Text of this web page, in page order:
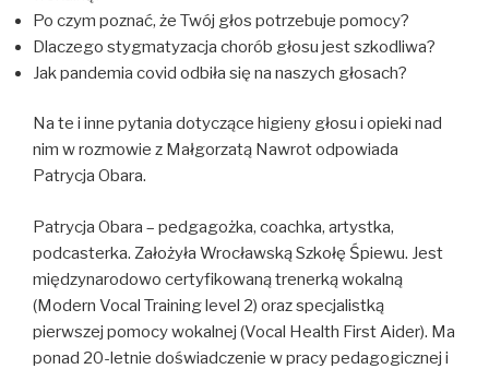
Po czym poznać, że Twój głos potrzebuje pomocy?
Dlaczego stygmatyzacja chorób głosu jest szkodliwa?
Jak pandemia covid odbiła się na naszych głosach?
Na te i inne pytania dotyczące higieny głosu i opieki nad
nim w rozmowie z Małgorzatą Nawrot odpowiada
Patrycja Obara.
Patrycja Obara – pedgagożka, coachka, artystka,
podcasterka. Założyła Wrocławską Szkołę Śpiewu. Jest
międzynarodowo certyfikowaną trenerką wokalną
(Modern Vocal Training level 2) oraz specjalistką
pierwszej pomocy wokalnej (Vocal Health First Aider). Ma
ponad 20-letnie doświadczenie w pracy pedagogicznej i